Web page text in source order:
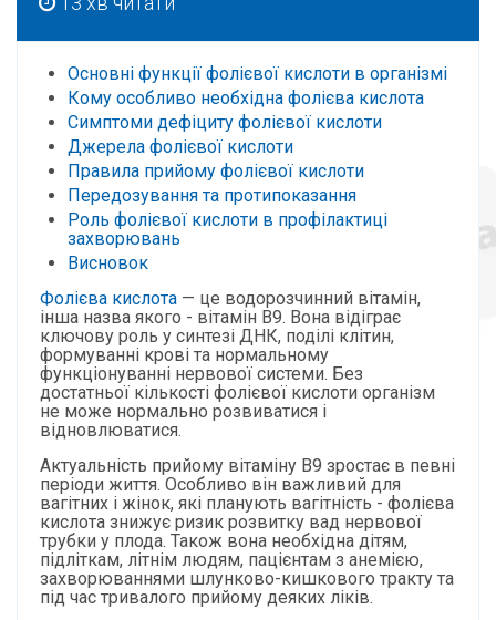
Основні функції фолієвої кислоти в організмі
Кому особливо необхідна фолієва кислота
Симптоми дефіциту фолієвої кислоти
Джерела фолієвої кислоти
Правила прийому фолієвої кислоти
Передозування та протипоказання
Роль фолієвої кислоти в профілактиці
захворювань
Висновок
Фолієва кислота — це водорозчинний вітамін,
інша назва якого - вітамін B9. Вона відіграє
ключову роль у синтезі ДНК, поділі клітин,
формуванні крові та нормальному
функціонуванні нервової системи. Без
достатньої кількості фолієвої кислоти організм
не може нормально розвиватися і
відновлюватися.
Актуальність прийому вітаміну B9 зростає в певні
періоди життя. Особливо він важливий для
вагітних і жінок, які планують вагітність - фолієва
кислота знижує ризик розвитку вад нервової
трубки у плода. Також вона необхідна дітям,
підліткам, літнім людям, пацієнтам з анемією,
захворюваннями шлунково-кишкового тракту та
під час тривалого прийому деяких ліків.